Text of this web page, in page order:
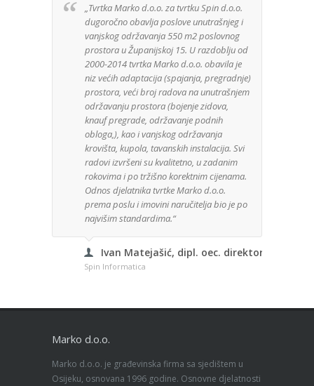
„Tvrtka Marko d.o.o. za tvrtku Spin d.o.o.
dugoročno obavlja poslove unutrašnjeg i
vanjskog održavanja 550 m2 poslovnog
prostora u Županijskoj 15. U razdoblju od
2000-2014 tvrtka Marko d.o.o. obavila je
niz većih adaptacija (spajanja, pregradnje)
prostora, veći broj radova na unutrašnjem
održavanju prostora (bojenje zidova,
knauf pregrade, održavanje podnih
obloga,), kao i vanjskog održavanja
krovišta, kupola, tavanskih instalacija. Svi
radovi izvršeni su kvalitetno, u zadanim
rokovima i po tržišno korektnim cijenama.
Odnos djelatnika tvrtke Marko d.o.o.
prema poslu i imovini naručitelja bio je po
najvišim standardima.“
Ivan Matejašić, dipl. oec. direktor
Spin Informatica
Marko d.o.o.
Marko d.o.o. je građevinska firma sa sjedištem u
Osijeku, osnovana 1996 godine. Osnovne djelatnosti